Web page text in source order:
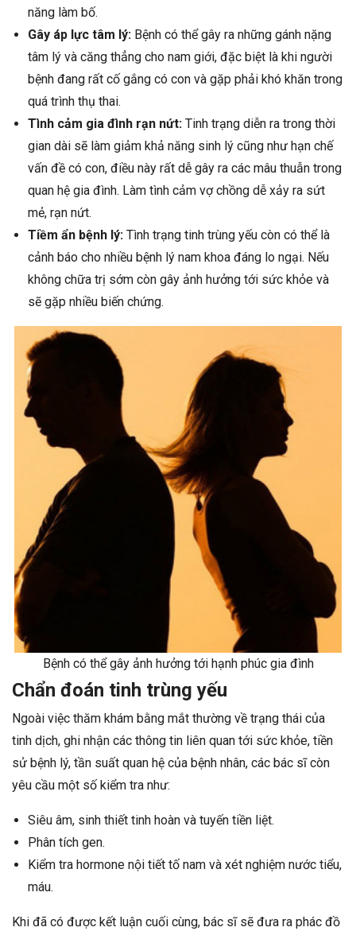
năng làm bố.
Gây áp lực tâm lý: Bệnh có thể gây ra những gánh nặng
tâm lý và căng thẳng cho nam giới, đặc biệt là khi người
bệnh đang rất cố gắng có con và gặp phải khó khăn trong
quá trình thụ thai.
Tình cảm gia đình rạn nứt: Tinh trạng diễn ra trong thời
gian dài sẽ làm giảm khả năng sinh lý cũng như hạn chế
vấn đề có con, điều này rất dễ gây ra các mâu thuẫn trong
quan hệ gia đình. Làm tình cảm vợ chồng dễ xảy ra sứt
mẻ, rạn nứt.
Tiềm ẩn bệnh lý: Tình trạng tinh trùng yếu còn có thể là
cảnh báo cho nhiều bệnh lý nam khoa đáng lo ngại. Nếu
không chữa trị sớm còn gây ảnh hưởng tới sức khỏe và
sẽ gặp nhiều biến chứng.
Bệnh có thể gây ảnh hưởng tới hạnh phúc gia đình
Chẩn đoán tinh trùng yếu
Ngoài việc thăm khám bằng mắt thường về trạng thái của
tinh dịch, ghi nhận các thông tin liên quan tới sức khỏe, tiền
sử bệnh lý, tần suất quan hệ của bệnh nhân, các bác sĩ còn
yêu cầu một số kiểm tra như:
Siêu âm, sinh thiết tinh hoàn và tuyến tiền liệt.
Phân tích gen.
Kiểm tra hormone nội tiết tố nam và xét nghiệm nước tiểu,
máu.
Khi đã có được kết luận cuối cùng, bác sĩ sẽ đưa ra phác đồ